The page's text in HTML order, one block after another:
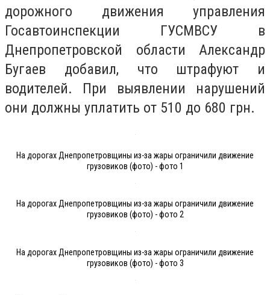
дорожного движения управления
Госавтоинспекции ГУСМВСУ в
Днепропетровской области Александр
Бугаев добавил, что штрафуют и
водителей. При выявлении нарушений
они должны уплатить от 510 до 680 грн.
На дорогах Днепропетровщины из-за жары ограничили движение
грузовиков (фото) - фото 1
На дорогах Днепропетровщины из-за жары ограничили движение
грузовиков (фото) - фото 2
На дорогах Днепропетровщины из-за жары ограничили движение
грузовиков (фото) - фото 3